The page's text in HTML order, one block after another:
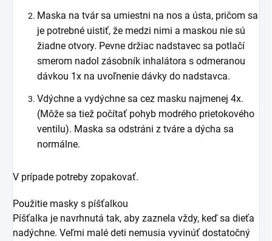
Maska na tvár sa umiestni na nos a ústa, pričom sa
je potrebné uistiť, že medzi nimi a maskou nie sú
žiadne otvory. Pevne držiac nadstavec sa potlačí
smerom nadol zásobník inhalátora s odmeranou
dávkou 1x na uvoľnenie dávky do nadstavca.
Vdýchne a vydýchne sa cez masku najmenej 4x.
(Môže sa tiež počítať pohyb modrého prietokového
ventilu). Maska sa odstráni z tváre a dýcha sa
normálne.
V prípade potreby zopakovať.
Použitie masky s píšťalkou
Píšťalka je navrhnutá tak, aby zaznela vždy, keď sa dieťa
nadýchne. Veľmi malé deti nemusia vyvinúť dostatočný